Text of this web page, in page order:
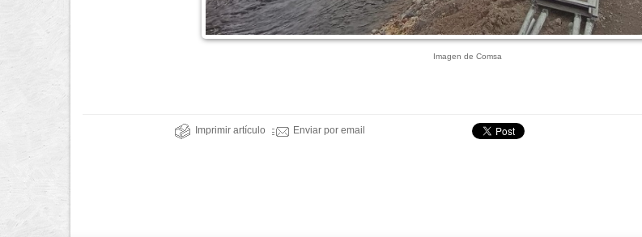
Imagen de Comsa
Imprimir artículo Enviar por email